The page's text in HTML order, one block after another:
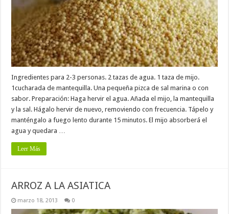
Ingredientes para 2-3 personas. 2 tazas de agua. 1 taza de mijo.
1cucharada de mantequilla. Una pequeña pizca de sal marina o con
sabor. Preparación: Haga hervir el agua. Añada el mijo, la mantequilla
y la sal. Hágalo hervir de nuevo, removiendo con frecuencia. Tápelo y
manténgalo a fuego lento durante 15 minutos. El mijo absorberá el
agua y quedara …
Leer Más
ARROZ A LA ASIATICA
marzo 18, 2013 0